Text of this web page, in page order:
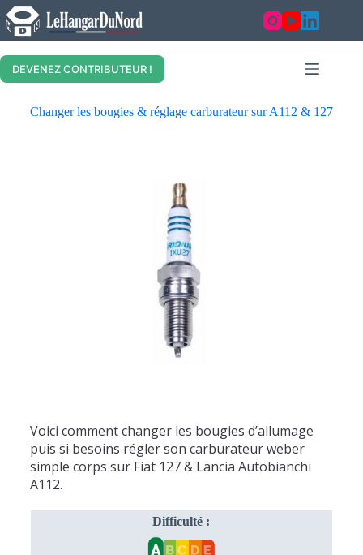
DEVENEZ CONTRIBUTEUR !
Changer les bougies & réglage carburateur sur A112 & 127
Voici comment changer les bougies d’allumage
puis si besoins régler son carburateur weber
simple corps sur Fiat 127 & Lancia Autobianchi
A112.
Difficulté :